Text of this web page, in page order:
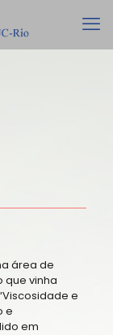
área de
que vinha
e
e
em